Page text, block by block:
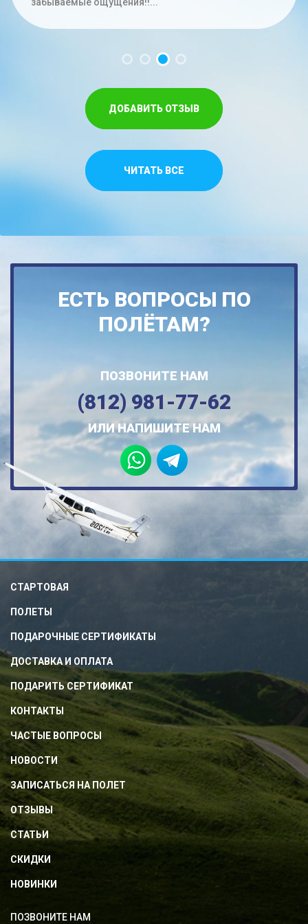
час. Меньше на троих времени не...
забываемые ощущения!!...
Спасибо,что относитесь как к своим...
ДОБАВИТЬ ОТЗЫВ
ЧИТАТЬ ВСЕ
ЕСТЬ ВОПРОСЫ ПО
ПОЛЁТАМ?
ПОЗВОНИТЕ НАМ
(812) 981-77-62
ИЛИ НАПИШИТЕ НАМ
СТАРТОВАЯ
ПОЛЕТЫ
ПОДАРОЧНЫЕ СЕРТИФИКАТЫ
ДОСТАВКА И ОПЛАТА
ПОДАРИТЬ СЕРТИФИКАТ
КОНТАКТЫ
ЧАСТЫЕ ВОПРОСЫ
НОВОСТИ
ЗАПИСАТЬСЯ НА ПОЛЕТ
ОТЗЫВЫ
СТАТЬИ
СКИДКИ
НОВИНКИ
ПОЗВОНИТЕ НАМ